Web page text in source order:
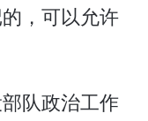
，可以允许
队政治工作